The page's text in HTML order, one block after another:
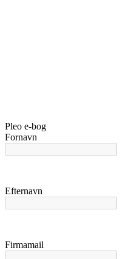
Pleo e-bog
Fornavn
Efternavn
Firmamail